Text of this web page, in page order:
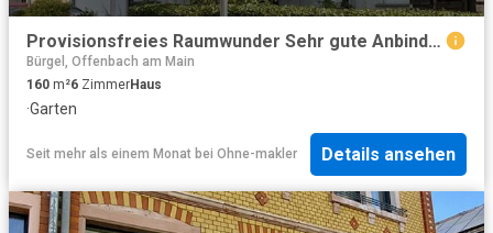
Provisionsfreies Raumwunder Sehr gute Anbindung und nah am Grünen!
Bürgel, Offenbach am Main
160 m²6 ZimmerHaus
·Garten
Seit mehr als einem Monat bei Ohne-makler Details ansehen